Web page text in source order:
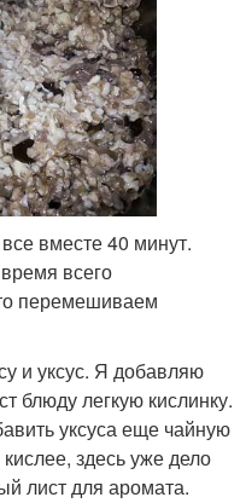
вместе 40 минут.
всего
перемешиваем
и уксус. Я добавляю
блюду легкую кислинку.
уксуса еще чайную
здесь уже дело
лист для аромата.